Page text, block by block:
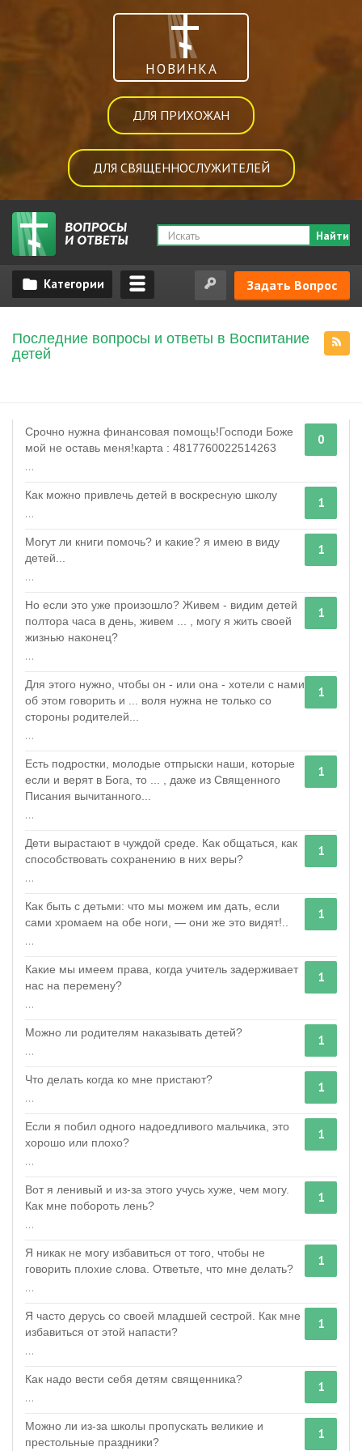
НОВИНКА
ДЛЯ ПРИХОЖАН
ДЛЯ СВЯЩЕННОСЛУЖИТЕЛЕЙ
Найти
Задать Вопрос
Последние вопросы и ответы в Воспитание
детей
0
Срочно нужна финансовая помощь!Господи Боже
мой не оставь меня!карта : 4817760022514263
...
1
Как можно привлечь детей в воскресную школу
...
1
Могут ли книги помочь? и какие? я имею в виду
детей...
...
1
Но если это уже произошло? Живем - видим детей
полтора часа в день, живем ... , могу я жить своей
жизнью наконец?
...
1
Для этого нужно, чтобы он - или она - хотели с нами
об этом говорить и ... воля нужна не только со
стороны родителей...
...
1
Есть подростки, молодые отпрыски наши, которые
если и верят в Бога, то ... , даже из Священного
Писания вычитанного...
...
1
Дети вырастают в чуждой среде. Как общаться, как
способствовать сохранению в них веры?
...
1
Как быть с детьми: что мы можем им дать, если
сами хромаем на обе ноги, — они же это видят!..
...
1
Какие мы имеем права, когда учитель задерживает
нас на перемену?
...
1
Можно ли родителям наказывать детей?
...
1
Что делать когда ко мне пристают?
...
1
Если я побил одного надоедливого мальчика, это
хорошо или плохо?
...
1
Вот я ленивый и из-за этого учусь хуже, чем могу.
Как мне побороть лень?
...
1
Я никак не могу избавиться от того, чтобы не
говорить плохие слова. Ответьте, что мне делать?
...
1
Я часто дерусь со своей младшей сестрой. Как мне
избавиться от этой напасти?
...
1
Как надо вести себя детям священника?
...
1
Можно ли из-за школы пропускать великие и
престольные праздники?